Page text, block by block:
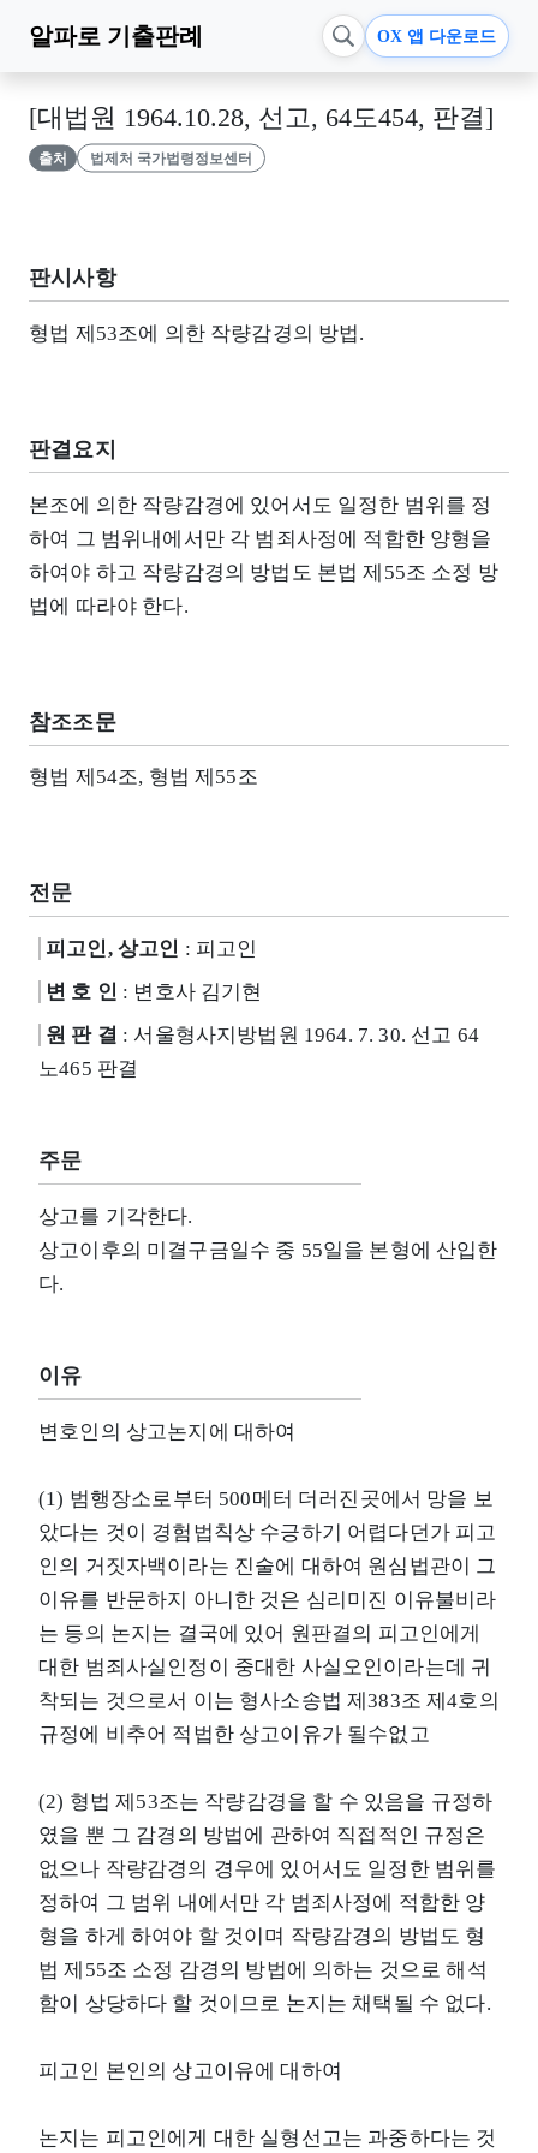
알파로 기출판례 OX 앱 다운로드
[대법원 1964.10.28, 선고, 64도454, 판결]
출처 법제처 국가법령정보센터
판시사항
형법 제53조에 의한 작량감경의 방법.
판결요지
본조에 의한 작량감경에 있어서도 일정한 범위를 정
하여 그 범위내에서만 각 범죄사정에 적합한 양형을
하여야 하고 작량감경의 방법도 본법 제55조 소정 방
법에 따라야 한다.
참조조문
형법 제54조, 형법 제55조
전문
피고인, 상고인 : 피고인
변 호 인 : 변호사 김기현
원 판 결 : 서울형사지방법원 1964. 7. 30. 선고 64
노465 판결
주문
상고를 기각한다.
상고이후의 미결구금일수 중 55일을 본형에 산입한
다.
이유
변호인의 상고논지에 대하여
(1) 범행장소로부터 500메터 더러진곳에서 망을 보
았다는 것이 경험법칙상 수긍하기 어렵다던가 피고
인의 거짓자백이라는 진술에 대하여 원심법관이 그
이유를 반문하지 아니한 것은 심리미진 이유불비라
는 등의 논지는 결국에 있어 원판결의 피고인에게
대한 범죄사실인정이 중대한 사실오인이라는데 귀
착되는 것으로서 이는 형사소송법 제383조 제4호의
규정에 비추어 적법한 상고이유가 될수없고
(2) 형법 제53조는 작량감경을 할 수 있음을 규정하
였을 뿐 그 감경의 방법에 관하여 직접적인 규정은
없으나 작량감경의 경우에 있어서도 일정한 범위를
정하여 그 범위 내에서만 각 범죄사정에 적합한 양
형을 하게 하여야 할 것이며 작량감경의 방법도 형
법 제55조 소정 감경의 방법에 의하는 것으로 해석
함이 상당하다 할 것이므로 논지는 채택될 수 없다.
피고인 본인의 상고이유에 대하여
논지는 피고인에게 대한 실형선고는 과중하다는 것